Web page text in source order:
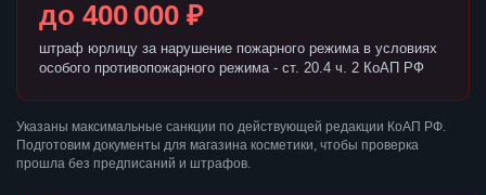
до 400 000 ₽
штраф юрлицу за нарушение пожарного режима в условиях
особого противопожарного режима - ст. 20.4 ч. 2 КоАП РФ
Указаны максимальные санкции по действующей редакции КоАП РФ.
Подготовим документы для магазина косметики, чтобы проверка
прошла без предписаний и штрафов.